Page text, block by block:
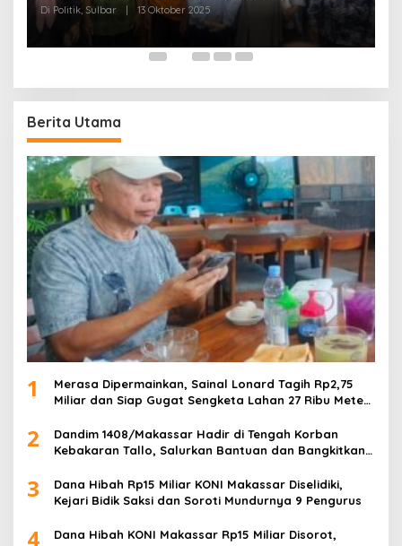
Di Politik, Sulbar | 13 Oktober 2025
Berita Utama
1
Merasa Dipermainkan, Sainal Lonard Tagih Rp2,75
Miliar dan Siap Gugat Sengketa Lahan 27 Ribu Meter
2
Dandim 1408/Makassar Hadir di Tengah Korban
Kebakaran Tallo, Salurkan Bantuan dan Bangkitkan
3
Dana Hibah Rp15 Miliar KONI Makassar Diselidiki,
Kejari Bidik Saksi dan Soroti Mundurnya 9 Pengurus
4
Dana Hibah KONI Makassar Rp15 Miliar Disorot,